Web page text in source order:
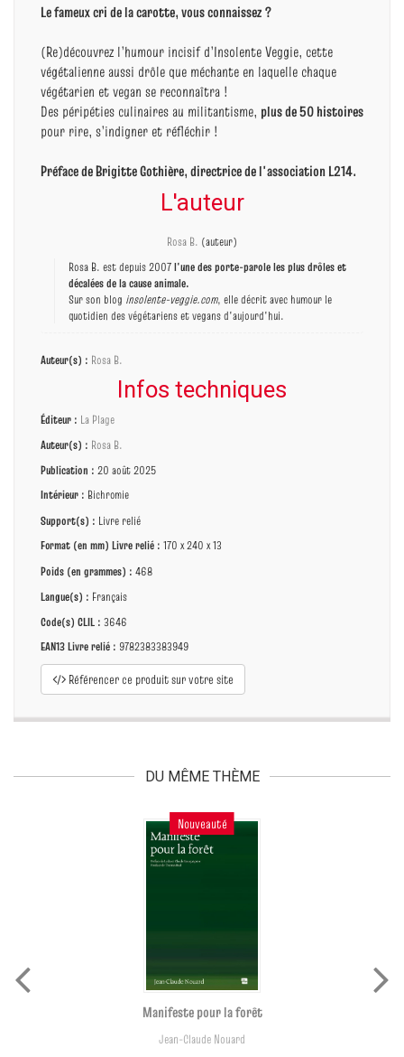
Le fameux cri de la carotte, vous connaissez ?
(Re)découvrez l’humour incisif d’Insolente Veggie, cette
végétalienne aussi drôle que méchante en laquelle chaque
végétarien et vegan se reconnaîtra !
Des péripéties culinaires au militantisme, plus de 50 histoires
pour rire, s’indigner et réfléchir !
Préface de Brigitte Gothière, directrice de l'association L214.
L'auteur
Rosa B. (auteur)
Rosa B. est depuis 2007l'une des porte-parole les plus drôles et
décalées de la cause animale.
Sur son blog insolente-veggie.com, elle décrit avec humour le
quotidien des végétariens et vegans d'aujourd'hui.
Auteur(s) : Rosa B.
Infos techniques
Éditeur : La Plage
Auteur(s) : Rosa B.
Publication : 20 août 2025
Intérieur : Bichromie
Support(s) : Livre relié
Format (en mm) Livre relié : 170 x 240 x 13
Poids (en grammes) : 468
Langue(s) : Français
Code(s) CLIL : 3646
EAN13 Livre relié : 9782383383949
Référencer ce produit sur votre site
DU MÊME THÈME
Nouveauté
Manifeste pour la forêt
Jean-Claude Nouard